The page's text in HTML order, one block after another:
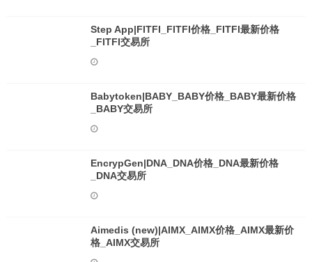
Step App|FITFI_FITFI价格_FITFI最新价格
_FITFI交易所
Babytoken|BABY_BABY价格_BABY最新价格
_BABY交易所
EncrypGen|DNA_DNA价格_DNA最新价格
_DNA交易所
Aimedis (new)|AIMX_AIMX价格_AIMX最新价
格_AIMX交易所